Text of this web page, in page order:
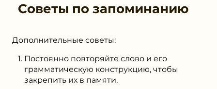
Советы по запоминанию
Дополнительные советы:
Постоянно повторяйте слово и его
грамматическую конструкцию, чтобы
закрепить их в памяти.